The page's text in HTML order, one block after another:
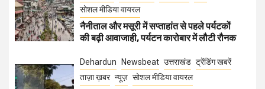
सोशल मीडिया वायरल
नैनीताल और मसूरी में सप्ताहांत से पहले पर्यटकों
की बढ़ी आवाजाही, पर्यटन कारोबार में लौटी रौनक
Dehardun Newsbeat उत्तराखंड ट्रेंडिंग खबरें
ताज़ा ख़बर न्यूज़ सोशल मीडिया वायरल